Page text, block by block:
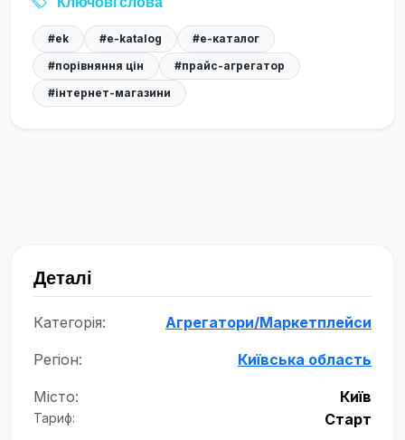
#ek #e-katalog
#е-каталог
#порівняння цін
#прайс-агрегатор
#інтернет-магазини
Деталі
Категорія: Агрегатори/Маркетплейси
Регіон: Київська область
Місто: Київ
Тариф: Старт